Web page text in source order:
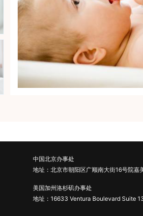
中国北京办事处
地址：北京市朝阳区广顺南大街16号院嘉
美国加州洛杉矶办事处
地址：16633 Ventura Boulevard Suite